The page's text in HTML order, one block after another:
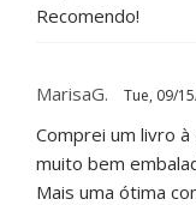
Recomendo!
MarisaG. Tue, 09/
Comprei um livro
muito bem
Mais uma ótima